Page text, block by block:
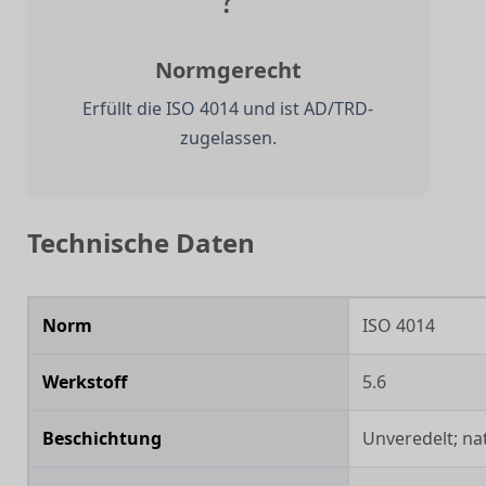
Normgerecht
Erfüllt die ISO 4014 und ist AD/TRD-
zugelassen.
Technische Daten
Norm ISO 4014
Werkstoff 5.6
Beschichtung Unveredelt;